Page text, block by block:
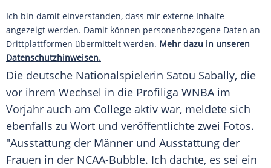
Ich bin damit einverstanden, dass mir externe Inhalte
angezeigt werden. Damit können personenbezogene Daten an
Drittplattformen übermittelt werden. Mehr dazu in unseren
Datenschutzhinweisen.
Die deutsche Nationalspielerin Satou Sabally, die
vor ihrem Wechsel in die Profiliga WNBAim
Vorjahr auch am College aktiv war, meldete sich
ebenfalls zu Wort und veröffentlichte zwei Fotos.
"Ausstattung der Männer und Ausstattung der
Frauen in der NCAA-Bubble. Ich dachte, es sei ein